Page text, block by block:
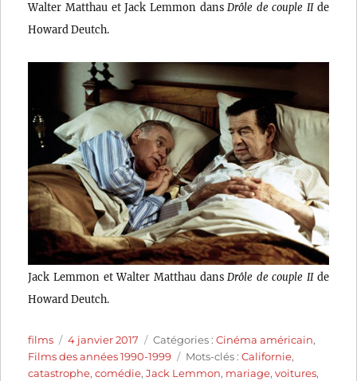
Walter Matthau et Jack Lemmon dansDrôle de couple IIde
Howard Deutch.
Jack Lemmon et Walter Matthau dans Drôle de couple IIde
Howard Deutch.
Auteur
films
Publié
le
4 janvier 2017 Catégories
Catégories :Cinéma américain,
Films des années 1990-1999
Étiquettes
Mots-clés :Californie,
catastrophe,comédie,Jack Lemmon, mariage,voitures,